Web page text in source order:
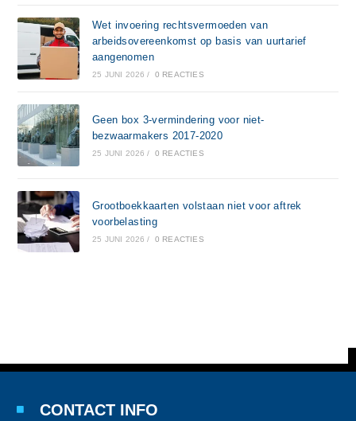
Wet invoering rechtsvermoeden van
arbeidsovereenkomst op basis van uurtarief
aangenomen
25 JUNI 2026 / 0 REACTIES
Geen box 3-vermindering voor niet-
bezwaarmakers 2017-2020
25 JUNI 2026 / 0 REACTIES
Grootboekkaarten volstaan niet voor aftrek
voorbelasting
25 JUNI 2026 / 0 REACTIES
CONTACT INFO